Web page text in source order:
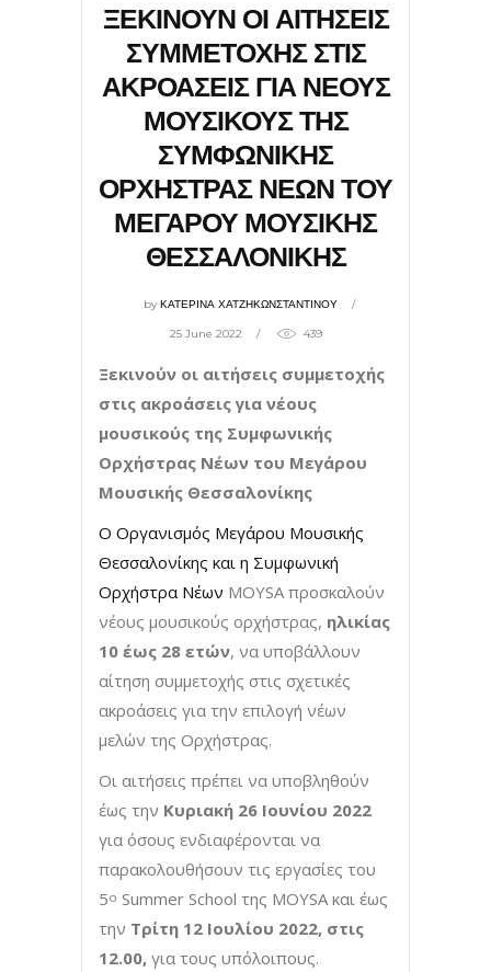
ΞΕΚΙΝΟΥΝ ΟΙ ΑΙΤΗΣΕΙΣ
ΣΥΜΜΕΤΟΧΗΣ ΣΤΙΣ
ΑΚΡΟΑΣΕΙΣ ΓΙΑ ΝΕΟΥΣ
ΜΟΥΣΙΚΟΥΣ ΤΗΣ
ΣΥΜΦΩΝΙΚΗΣ
ΟΡΧΗΣΤΡΑΣ ΝΕΩΝ ΤΟΥ
ΜΕΓΑΡΟΥ ΜΟΥΣΙΚΗΣ
ΘΕΣΣΑΛΟΝΙΚΗΣ
byΚΑΤΕΡΙΝΑ ΧΑΤΖΗΚΩΝΣΤΑΝΤΙΝΟΥ
25 June 2022 439
Ξεκινούν οι αιτήσεις συμμετοχής
στις ακροάσεις για νέους
μουσικούς της Συμφωνικής
Ορχήστρας Νέων του Μεγάρου
Μουσικής Θεσσαλονίκης
Ο Οργανισμός Μεγάρου Μουσικής
Θεσσαλονίκης και η Συμφωνική
Ορχήστρα Νέων MOYSA προσκαλούν
νέους μουσικούς ορχήστρας, ηλικίας
10 έως 28 ετών, να υποβάλλουν
αίτηση συμμετοχής στις σχετικές
ακροάσεις για την επιλογή νέων
μελών της Ορχήστρας.
Οι αιτήσεις πρέπει να υποβληθούν
έως την Κυριακή 26 Ιουνίου 2022
για όσους ενδιαφέρονται να
παρακολουθήσουν τις εργασίες του
5ο Summer School της MOYSA και έως
την Τρίτη 12 Ιουλίου 2022, στις
12.00, για τους υπόλοιπους.